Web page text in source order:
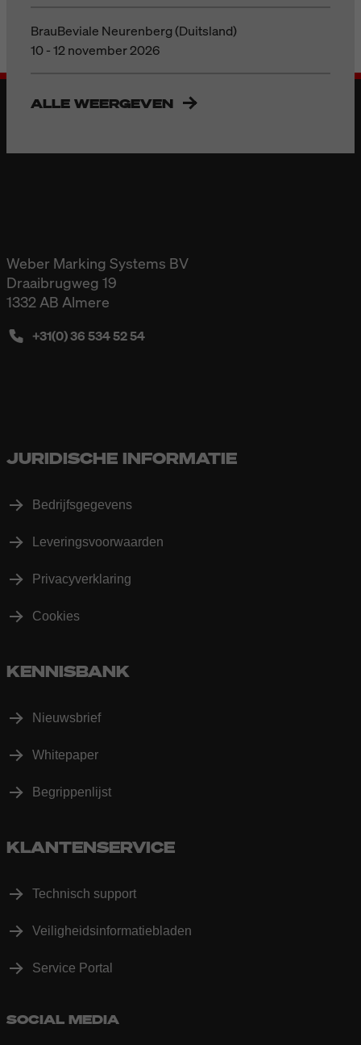
BrauBeviale Neurenberg (Duitsland)
10 - 12 november 2026
ALLE WEERGEVEN
Weber Marking Systems BV
Draaibrugweg 19
1332 AB Almere
+31(0) 36 534 52 54
JURIDISCHE INFORMATIE
Bedrijfsgegevens
Leveringsvoorwaarden
Privacyverklaring
Cookies
KENNISBANK
Nieuwsbrief
Whitepaper
Begrippenlijst
KLANTENSERVICE
Technisch support
Veiligheidsinformatiebladen
Service Portal
SOCIAL MEDIA